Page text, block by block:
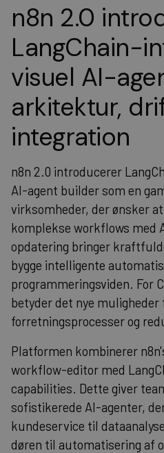
n8n 2.0
LangChain-
visuel AI-
arkitektur,
integration
n8n 2.0 introducerer
AI-agent builder som en
virksomheder, der ønsker
komplekse workflows med
opdatering bringer
bygge intelligente
programmeringsviden. For
betyder det nye
forretningsprocesser og
Platformen kombinerer
workflow-editor med
capabilities. Dette giver
sofistikerede AI-agenter,
kundeservice til
døren til automatisering af